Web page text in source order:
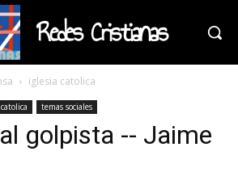
Redes Cristianas
iglesia catolica
temas sociales
golpista -- Jaime